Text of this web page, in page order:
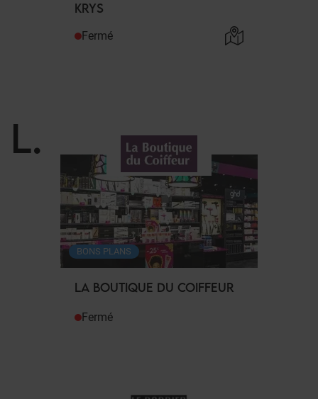
KRYS
Fermé
L.
LA BOUTIQUE DU COIFFEUR
BONS PLANS
Fermé